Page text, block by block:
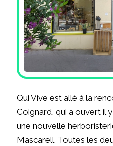
Qui Vive est allé à la
Coignard, qui a ouvert il
une nouvelle
Mascarell. Toutes les